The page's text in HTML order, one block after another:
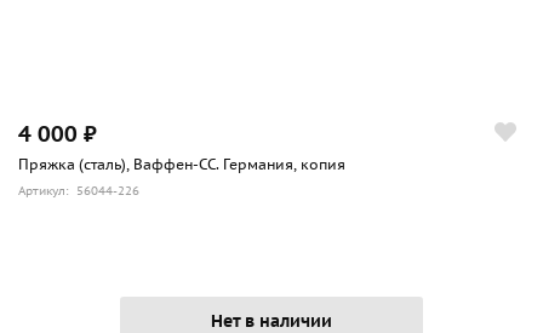
4 000 ₽
Пряжка (сталь), Ваффен-СС. Германия, копия
Артикул: 56044-226
Нет в наличии